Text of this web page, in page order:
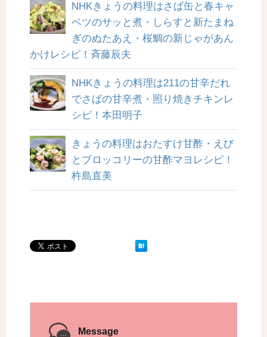
NHKきょうの料理はさば缶と春キャ
ベツのサッと煮・しらすと新たまね
ぎのぬたあえ・桜鯛の新じゃがあん
かけレシピ！斉藤辰夫
NHKきょうの料理は211の甘辛だれ
でさばの甘辛煮・照り焼きチキンレ
シピ！本田明子
きょうの料理はおたすけ甘酢・えび
とブロッコリーの甘酢マヨレシピ！
杵島直美
Message